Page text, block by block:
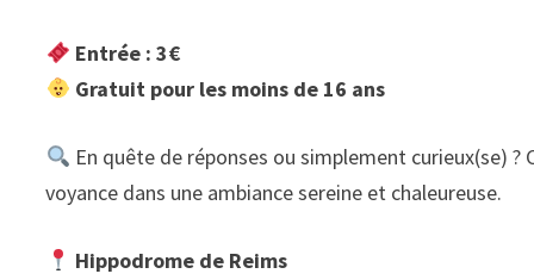
Entrée : 3€
Gratuit pour les moins de 16 ans
En quête de réponses ou simplement curieux(se) ?
voyance dans une ambiance sereine et chaleureuse.
Hippodrome de Reims